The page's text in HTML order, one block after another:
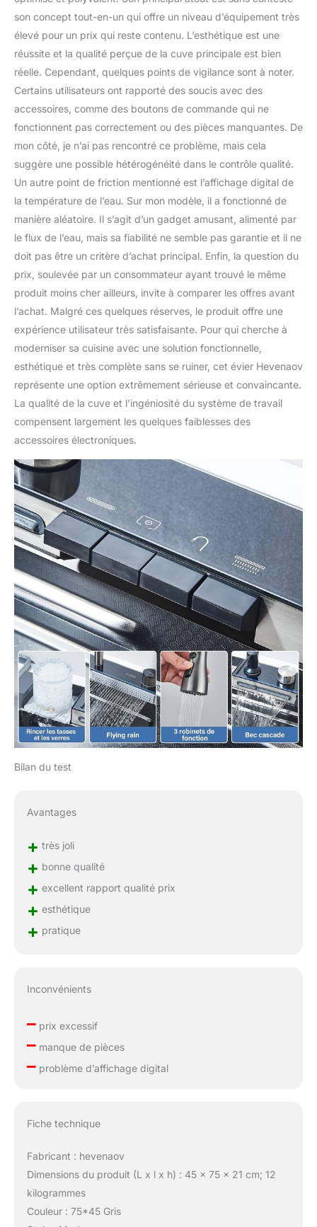
son concept tout-en-un qui offre un niveau d’équipement très
élevé pour un prix qui reste contenu. L’esthétique est une
réussite et la qualité perçue de la cuve principale est bien
réelle. Cependant, quelques points de vigilance sont à noter.
Certains utilisateurs ont rapporté des soucis avec des
accessoires, comme des boutons de commande qui ne
fonctionnent pas correctement ou des pièces manquantes. De
mon côté, je n’ai pas rencontré ce problème, mais cela
suggère une possible hétérogénéité dans le contrôle qualité.
Un autre point de friction mentionné est l’affichage digital de
la température de l’eau. Sur mon modèle, il a fonctionné de
manière aléatoire. Il s’agit d’un gadget amusant, alimenté par
le flux de l’eau, mais sa fiabilité ne semble pas garantie et il ne
doit pas être un critère d’achat principal. Enfin, la question du
prix, soulevée par un consommateur ayant trouvé le même
produit moins cher ailleurs, invite à comparer les offres avant
l’achat. Malgré ces quelques réserves, le produit offre une
expérience utilisateur très satisfaisante. Pour qui cherche à
moderniser sa cuisine avec une solution fonctionnelle,
esthétique et très complète sans se ruiner, cet évier Hevenaov
représente une option extrêmement sérieuse et convaincante.
La qualité de la cuve et l’ingéniosité du système de travail
compensent largement les quelques faiblesses des
accessoires électroniques.
Bilan du test
Avantages
+ très joli
+ bonne qualité
+ excellent rapport qualité prix
+ esthétique
+ pratique
Inconvénients
–prix excessif
–manque de pièces
–problème d’affichage digital
Fiche technique
Fabricant : hevenaov
Dimensions du produit (L x l x h) : 45 x 75 x 21 cm; 12
kilogrammes
Couleur : 75*45 Gris